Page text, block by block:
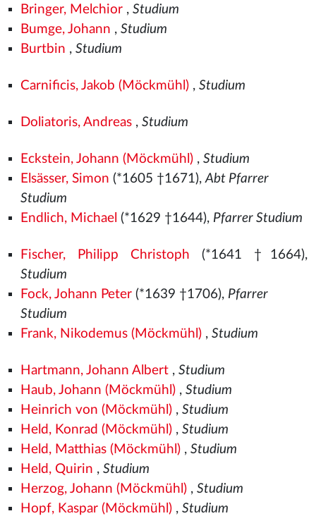
Bringer, Melchior, Studium
Bumge, Johann , Studium
Burtbin , Studium
Carnificis, Jakob (Möckmühl), Studium
Doliatoris, Andreas, Studium
Eckstein, Johann (Möckmühl), Studium
Elsässer, Simon (*1605 †1671),Abt Pfarrer
Studium
Endlich, Michael (*1629 †1644), Pfarrer Studium
Fischer, Philipp Christoph (*1641 †1664),
Studium
Fock, Johann Peter(*1639 †1706), Pfarrer
Studium
Frank, Nikodemus (Möckmühl), Studium
Hartmann, Johann Albert, Studium
Haub, Johann (Möckmühl), Studium
Heinrich von (Möckmühl), Studium
Held, Konrad (Möckmühl), Studium
Held, Matthias (Möckmühl), Studium
Held, Quirin , Studium
Herzog, Johann (Möckmühl), Studium
Hopf, Kaspar (Möckmühl), Studium